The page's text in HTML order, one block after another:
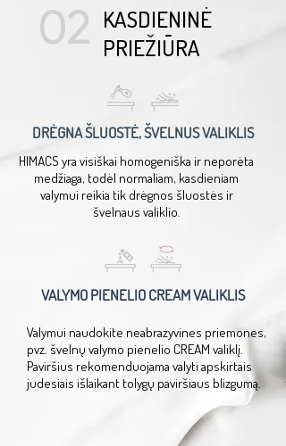
KASDIENINĖ
PRIEŽIŪRA
02
DRĖGNA ŠLUOSTĖ, ŠVELNUS VALIKLIS
HIMACS yra visiškai homogeniška ir neporėta
medžiaga, todėl normaliam, kasdieniam
valymui reikia tik drėgnos šluostės ir
švelnaus valiklio.
VALYMO PIENELIO CREAM VALIKLIS
Valymui naudokite neabrazyvines priemones,
pvz. švelnų valymo pienelio CREAM valiklį.
Paviršius rekomenduojama valyti apskirtais
judesiais išlaikant tolygų paviršiaus blizgumą.